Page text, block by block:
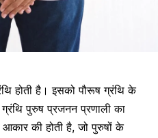
होती है। इसको पौरूष ग्रंथि के
ग्रंथि पुरुष प्रजनन प्रणाली का
आकार की होती है,जो पुरुषों के